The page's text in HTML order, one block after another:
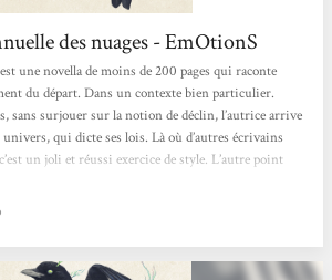
des nuages - EmOtionS
une novella de moins de 200 pages qui raconte
du départ. Dans un contexte bien particulier.
sans surjouer sur la notion de déclin, l’autrice arrive
univers, qui dicte ses lois. Là où d’autres écrivains
un joli et réussi exercice de style. L’autre point
une incidence sur les comportements et les choix.